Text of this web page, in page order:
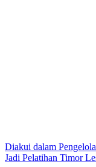
Diakui dalam
Jadi Pelatihan Timor